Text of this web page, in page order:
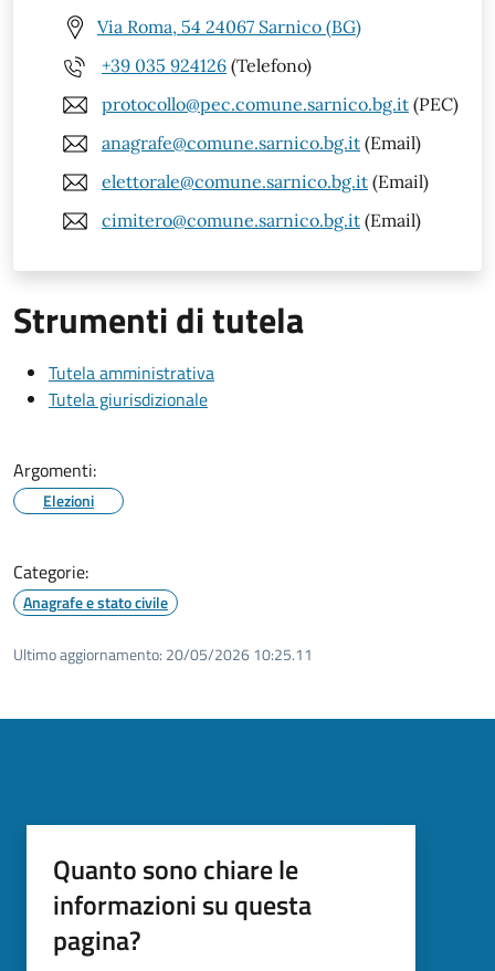
Via Roma, 54 24067 Sarnico (BG)
+39 035 924126 (Telefono)
protocollo@pec.comune.sarnico.bg.it (PEC)
anagrafe@comune.sarnico.bg.it (Email)
elettorale@comune.sarnico.bg.it (Email)
cimitero@comune.sarnico.bg.it (Email)
Strumenti di tutela
Tutela amministrativa
Tutela giurisdizionale
Argomenti:
Elezioni
Categorie:
Anagrafe e stato civile
Ultimo aggiornamento: 20/05/2026 10:25.11
Quanto sono chiare le
informazioni su questa
pagina?